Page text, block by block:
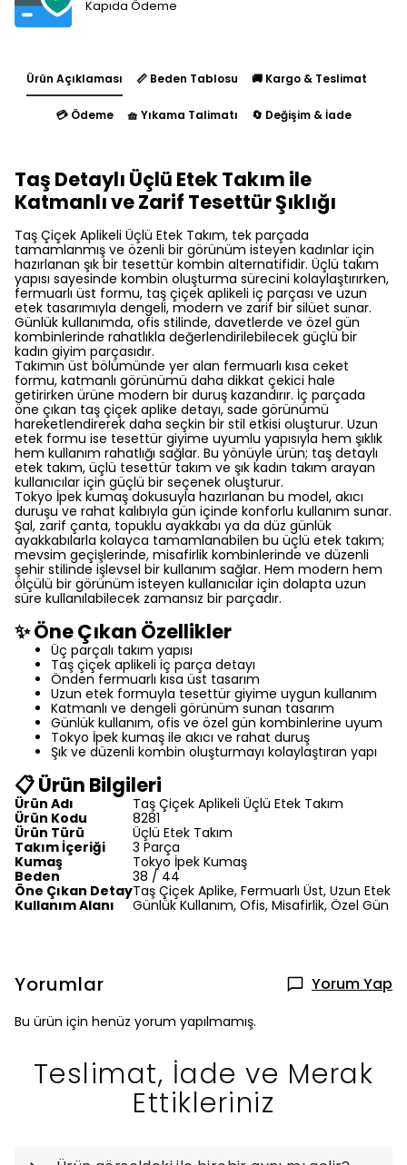
Kapıda Ödeme
Ürün Açıklaması 📏 Beden Tablosu 🚚 Kargo & Teslimat
💳 Ödeme 🧺 Yıkama Talimatı 🔄 Değişim & İade
Taş Detaylı Üçlü Etek Takım ile
Katmanlı ve Zarif Tesettür Şıklığı
Taş Çiçek Aplikeli Üçlü Etek Takım, tek parçada
tamamlanmış ve özenli bir görünüm isteyen kadınlar için
hazırlanan şık bir tesettür kombin alternatifidir. Üçlü takım
yapısı sayesinde kombin oluşturma sürecini kolaylaştırırken,
fermuarlı üst formu, taş çiçek aplikeli iç parçası ve uzun
etek tasarımıyla dengeli, modern ve zarif bir silüet sunar.
Günlük kullanımda, ofis stilinde, davetlerde ve özel gün
kombinlerinde rahatlıkla değerlendirilebilecek güçlü bir
kadın giyim parçasıdır.
Takımın üst bölümünde yer alan fermuarlı kısa ceket
formu, katmanlı görünümü daha dikkat çekici hale
getirirken ürüne modern bir duruş kazandırır. İç parçada
öne çıkan taş çiçek aplike detayı, sade görünümü
hareketlendirerek daha seçkin bir stil etkisi oluşturur. Uzun
etek formu ise tesettür giyime uyumlu yapısıyla hem şıklık
hem kullanım rahatlığı sağlar. Bu yönüyle ürün; taş detaylı
etek takım, üçlü tesettür takım ve şık kadın takım arayan
kullanıcılar için güçlü bir seçenek oluşturur.
Tokyo İpek kumaş dokusuyla hazırlanan bu model, akıcı
duruşu ve rahat kalıbıyla gün içinde konforlu kullanım sunar.
Şal, zarif çanta, topuklu ayakkabı ya da düz günlük
ayakkabılarla kolayca tamamlanabilen bu üçlü etek takım;
mevsim geçişlerinde, misafirlik kombinlerinde ve düzenli
şehir stilinde işlevsel bir kullanım sağlar. Hem modern hem
ölçülü bir görünüm isteyen kullanıcılar için dolapta uzun
süre kullanılabilecek zamansız bir parçadır.
✨ Öne Çıkan Özellikler
Üç parçalı takım yapısı
Taş çiçek aplikeli iç parça detayı
Önden fermuarlı kısa üst tasarım
Uzun etek formuyla tesettür giyime uygun kullanım
Katmanlı ve dengeli görünüm sunan tasarım
Günlük kullanım, ofis ve özel gün kombinlerine uyum
Tokyo İpek kumaş ile akıcı ve rahat duruş
Şık ve düzenli kombin oluşturmayı kolaylaştıran yapı
📋 Ürün Bilgileri
Ürün Adı
Taş Çiçek Aplikeli Üçlü Etek Takım
Ürün Kodu
8281
Ürün Türü
Üçlü Etek Takım
Takım İçeriği
3 Parça
Kumaş
Tokyo İpek Kumaş
Beden
38 / 44
Öne Çıkan DetayTaş Çiçek Aplike, Fermuarlı Üst, Uzun Etek
Kullanım Alanı
Günlük Kullanım, Ofis, Misafirlik, Özel Gün
Yorumlar Yorum Yap
Bu ürün için henüz yorum yapılmamış.
Teslimat, İade ve Merak
Ettikleriniz